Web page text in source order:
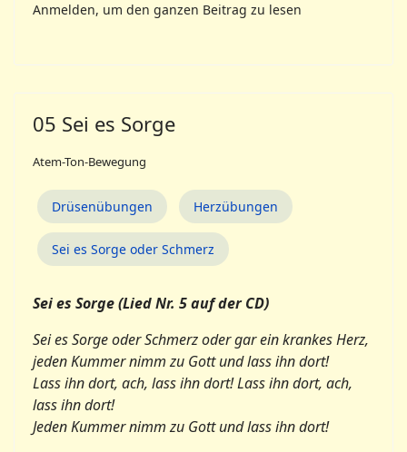
Anmelden, um den ganzen Beitrag zu lesen
05 Sei es Sorge
Atem-Ton-Bewegung
Drüsenübungen Herzübungen
Sei es Sorge oder Schmerz
Sei es Sorge (Lied Nr. 5 auf der CD)
Sei es Sorge oder Schmerz oder gar ein krankes Herz,
jeden Kummer nimm zu Gott und lass ihn dort!
Lass ihn dort, ach, lass ihn dort! Lass ihn dort, ach,
lass ihn dort!
Jeden Kummer nimm zu Gott und lass ihn dort!